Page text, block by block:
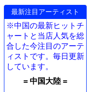
最新注目アーティスト
※中国の最新ヒットチ
ャートと当店人気を総
合した今注目のアーテ
ィストです。毎日更新
しています。
= 中国大陸 =